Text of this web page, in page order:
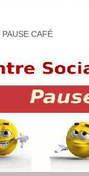
PAUSE CAFÉ